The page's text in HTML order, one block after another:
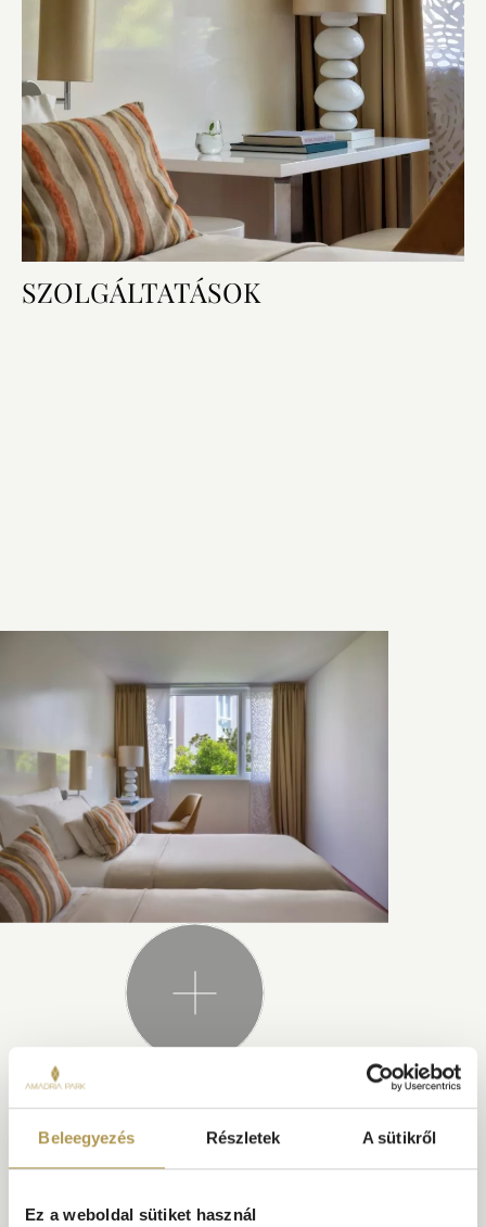
Beleegyezés Részletek A sütikről
Ez a weboldal sütiket használ
SZOLGÁLTATÁSOK
EZ IS ÉRDEKELHETI